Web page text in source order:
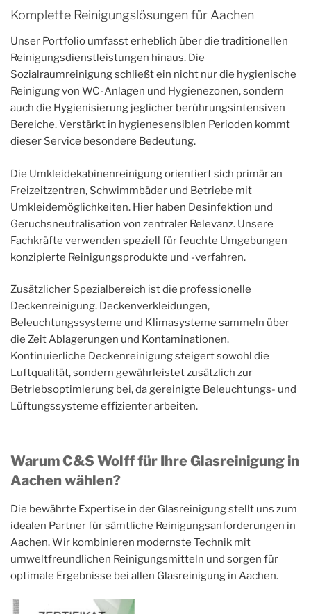
Komplette Reinigungslösungen für Aachen
Unser Portfolio umfasst erheblich über die traditionellen
Reinigungsdienstleistungen hinaus. Die
Sozialraumreinigung schließt ein nicht nur die hygienische
Reinigung von WC-Anlagen und Hygienezonen, sondern
auch die Hygienisierung jeglicher berührungsintensiven
Bereiche. Verstärkt in hygienesensiblen Perioden kommt
dieser Service besondere Bedeutung.
Die Umkleidekabinenreinigung orientiert sich primär an
Freizeitzentren, Schwimmbäder und Betriebe mit
Umkleidemöglichkeiten. Hier haben Desinfektion und
Geruchsneutralisation von zentraler Relevanz. Unsere
Fachkräfte verwenden speziell für feuchte Umgebungen
konzipierte Reinigungsprodukte und -verfahren.
Zusätzlicher Spezialbereich ist die professionelle
Deckenreinigung. Deckenverkleidungen,
Beleuchtungssysteme und Klimasysteme sammeln über
die Zeit Ablagerungen und Kontaminationen.
Kontinuierliche Deckenreinigung steigert sowohl die
Luftqualität, sondern gewährleistet zusätzlich zur
Betriebsoptimierung bei, da gereinigte Beleuchtungs- und
Lüftungssysteme effizienter arbeiten.
Warum C&S Wolff für Ihre Glasreinigung in
Aachen wählen?
Die bewährte Expertise in der Glasreinigung stellt uns zum
idealen Partner für sämtliche Reinigungsanforderungen in
Aachen. Wir kombinieren modernste Technik mit
umweltfreundlichen Reinigungsmitteln und sorgen für
optimale Ergebnisse bei allen Glasreinigung in Aachen.